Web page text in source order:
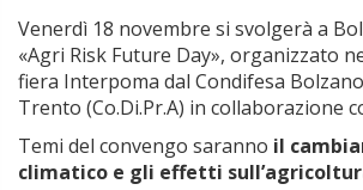
Venerdì 18 novembre si svolgerà a
«Agri Risk Future Day», organizzato
fiera Interpoma dal Condifesa
Trento (Co.Di.Pr.A) in collaborazione
Temi del convengo saranno il
climatico e gli effetti